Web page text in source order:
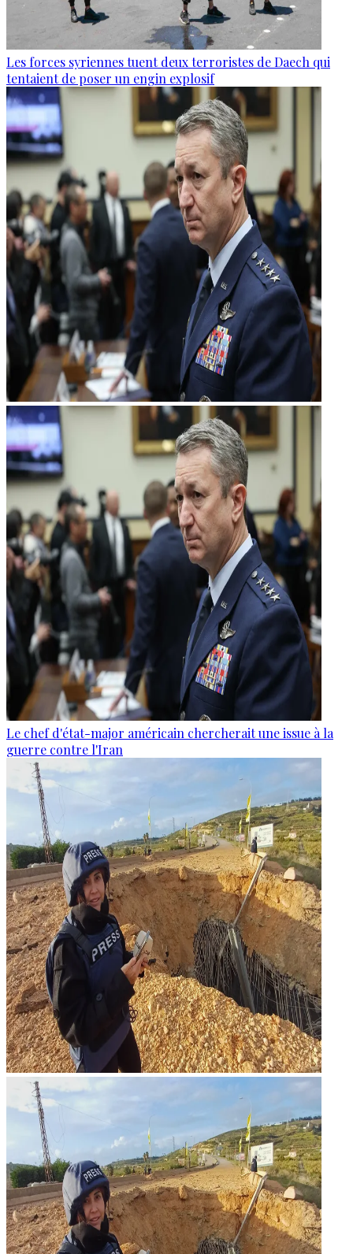
Les forces syriennes tuent deux terroristes de Daech qui
tentaient de poser un engin explosif
Le chef d'état-major américain chercherait une issue à la
guerre contre l'Iran